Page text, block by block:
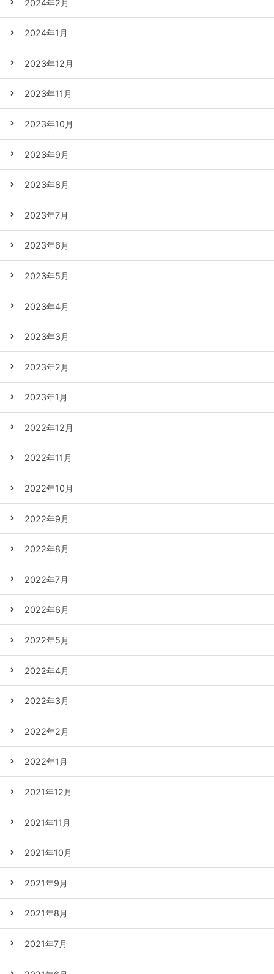
2024年2月
2024年1月
2023年12月
2023年11月
2023年10月
2023年9月
2023年8月
2023年7月
2023年6月
2023年5月
2023年4月
2023年3月
2023年2月
2023年1月
2022年12月
2022年11月
2022年10月
2022年9月
2022年8月
2022年7月
2022年6月
2022年5月
2022年4月
2022年3月
2022年2月
2022年1月
2021年12月
2021年11月
2021年10月
2021年9月
2021年8月
2021年7月